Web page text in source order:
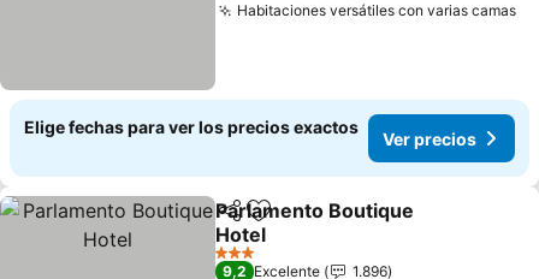
Habitaciones versátiles con varias camas
Elige fechas para ver los precios exactos
Ver precios
CompartirAgregar a favoritos
Parlamento Boutique
Hotel
3 Estrellas
9,2 Excelente
1.896